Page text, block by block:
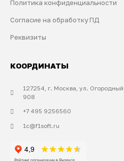
Политика конфиденциальности
Согласие на обработку ПД
Реквизиты
КООРДИНАТЫ
127254, г. Москва, ул.
908
+7 495 9256560
1c@f1soft.ru